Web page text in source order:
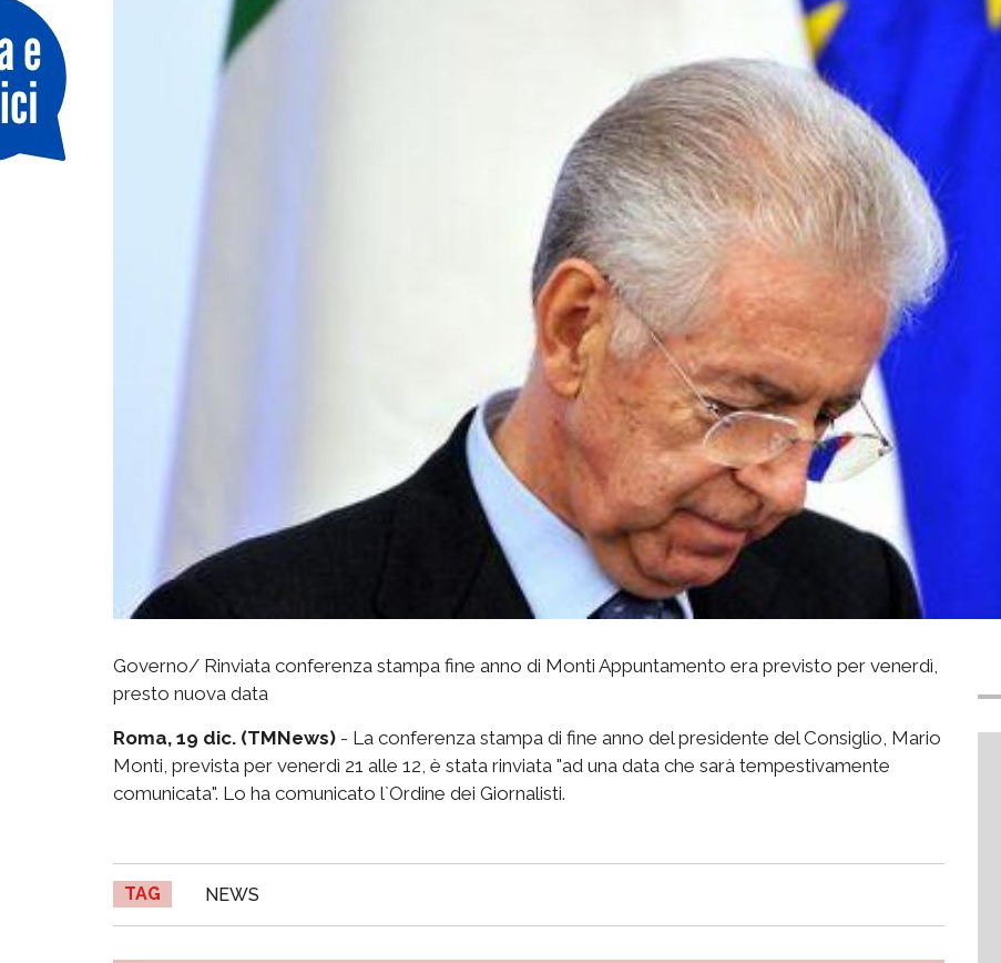
Governo/ Rinviata conferenza stampa fine anno di Monti Appuntamento era previsto per venerdì,
presto nuova data
Roma, 19 dic. (TMNews) - La conferenza stampa di fine anno del presidente del Consiglio, Mario
Monti, prevista per venerdì 21 alle 12, è stata rinviata "ad una data che sarà tempestivamente
comunicata". Lo ha comunicato l`Ordine dei Giornalisti.
TAG NEWS